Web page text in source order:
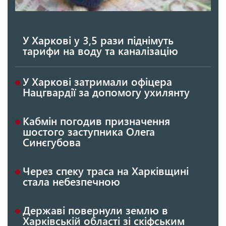
У Харкові у 3,5 рази піднімуть
тарифи на воду та каналізацію
У Харкові затримали офіцера
Нацгвардії за допомогу ухилянту
Кабмін погодив призначення
шостого заступника Олега
Синєгубова
Через спеку траса на Харківщині
стала небезпечною
Державі повернули землю в
Харківській області зі скіфським